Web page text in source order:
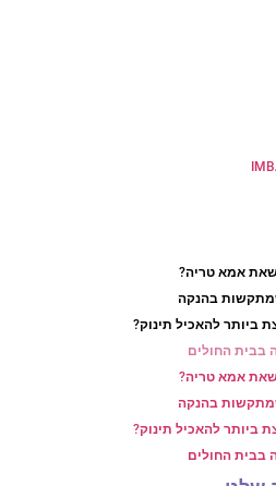
שאת אמא טריה?
בהנקה
ביותר להאכיל תינוק?
בבית החולים
שאת אמא טריה?
בהנקה
ביותר להאכיל תינוק?
בבית החולים